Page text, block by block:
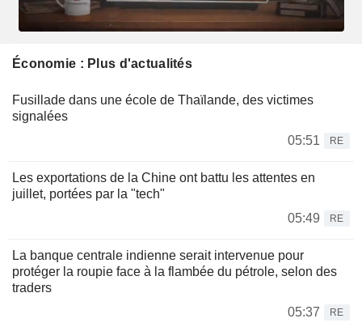
Économie : Plus d'actualités
Fusillade dans une école de Thaïlande, des victimes
signalées
05:51
RE
Les exportations de la Chine ont battu les attentes en
juillet, portées par la "tech"
05:49
RE
La banque centrale indienne serait intervenue pour
protéger la roupie face à la flambée du pétrole, selon des
traders
05:37
RE